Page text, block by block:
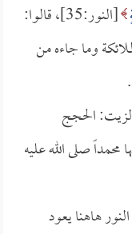
[النور:35]، قالوا:
وما جاءه من
الزيت: الحجج
محمداً صلى الله عليه
هاهنا يعود